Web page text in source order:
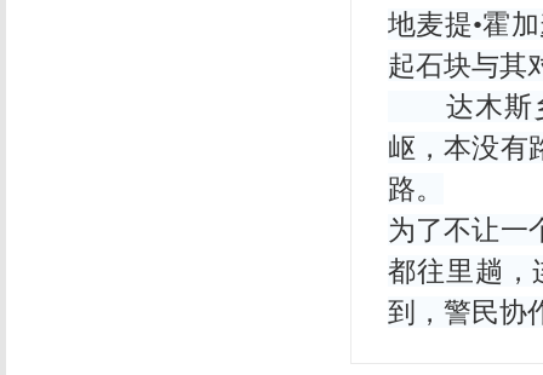
地麦提•霍
起石块与其
达木斯乡
岖，本没有
路。
为了不让一
都往里趟，
到，警民协